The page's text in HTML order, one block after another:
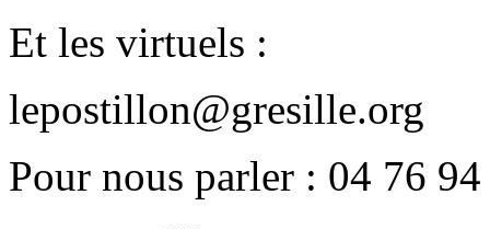
Et les virtuels :
lepostillon@gresille.org
Pour nous parler : 04 76